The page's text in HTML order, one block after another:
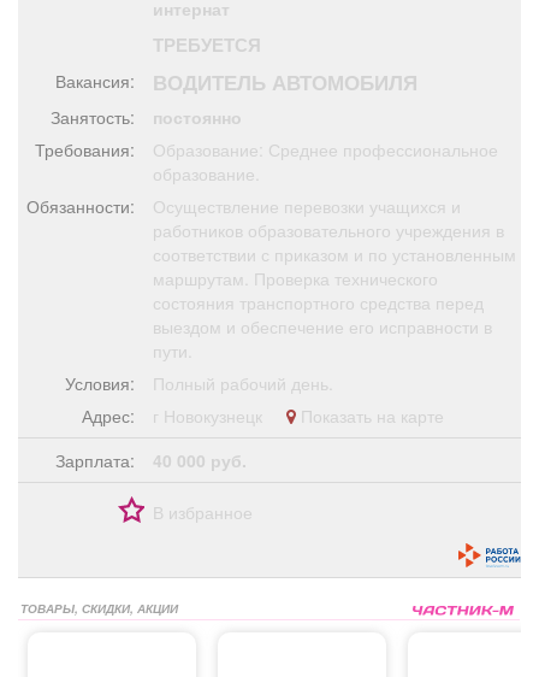
Обучение
Товары Поздравления Погода
Я - пенсионер
интернат
ТРЕБУЕТСЯ
Вакансия: ВОДИТЕЛЬ АВТОМОБИЛЯ
Занятость:
постоянно
Требования:
Образование: Среднее профессиональное
образование.
Обязанности:
Осуществление перевозки учащихся и
работников образовательного учреждения в
соответствии с приказом и по установленным
маршрутам. Проверка технического
состояния транспортного средства перед
выездом и обеспечение его исправности в
пути.
Условия:
Полный рабочий день.
Адрес:
г Новокузнецк
Показать на карте
Зарплата:
40 000 руб.
В избранное
ТОВАРЫ, СКИДКИ, АКЦИИ